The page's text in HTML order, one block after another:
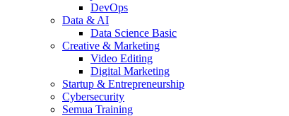
DevOps
Data & AI
Data Science Basic
Creative & Marketing
Video Editing
Digital Marketing
Startup & Entrepreneurship
Cybersecurity
Semua Training